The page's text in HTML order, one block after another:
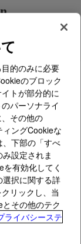
thickener
的のみに必要
のブロック
トが部分的に
パーソナライ
その他の
ングCookieな
下部の「すべ
設定されま
有効化してく
択に関する詳
リックし、当
その他のテク
ライバシーステ